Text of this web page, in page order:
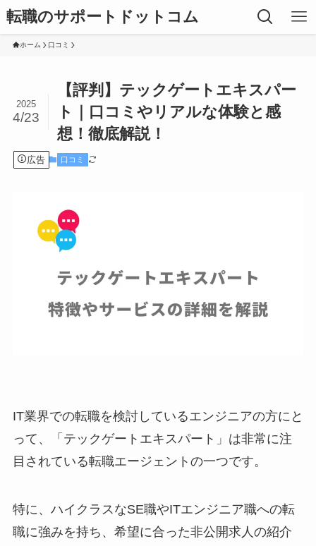
転職のサポートドットコム
ホーム 口コミ
【評判】テックゲートエキスパー
ト｜口コミやリアルな体験と感
想！徹底解説！
2025
4/23
広告 口コミ
IT業界での転職を検討しているエンジニアの方にと
って、「テックゲートエキスパート」は非常に注
目されている転職エージェントの一つです。
特に、ハイクラスなSE職やITエンジニア職への転
職に強みを持ち、希望に合った非公開求人の紹介